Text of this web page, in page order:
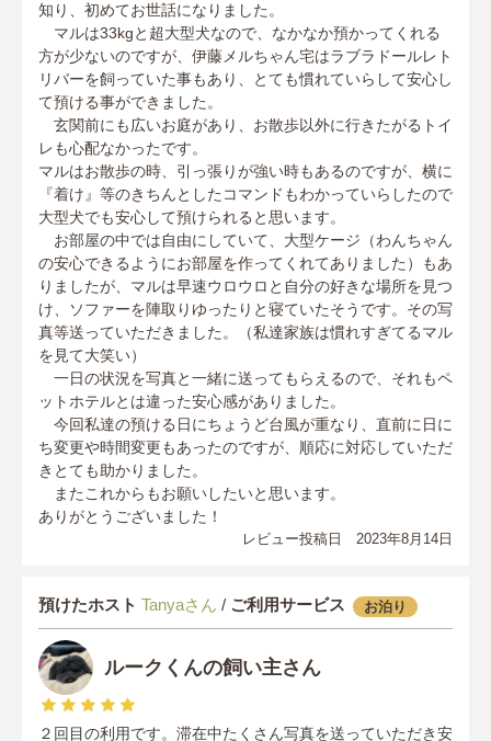
知り、初めてお世話になりました。
マルは33kgと超大型犬なので、なかなか預かってくれる
方が少ないのですが、伊藤メルちゃん宅はラブラドールレト
リバーを飼っていた事もあり、とても慣れていらして安心し
て預ける事ができました。
玄関前にも広いお庭があり、お散歩以外に行きたがるトイ
レも心配なかったです。
マルはお散歩の時、引っ張りが強い時もあるのですが、横に
『着け』等のきちんとしたコマンドもわかっていらしたので
大型犬でも安心して預けられると思います。
お部屋の中では自由にしていて、大型ケージ（わんちゃん
の安心できるようにお部屋を作ってくれてありました）もあ
りましたが、マルは早速ウロウロと自分の好きな場所を見つ
け、ソファーを陣取りゆったりと寝ていたそうです。その写
真等送っていただきました。（私達家族は慣れすぎてるマル
を見て大笑い）
一日の状況を写真と一緒に送ってもらえるので、それもペ
ットホテルとは違った安心感がありました。
今回私達の預ける日にちょうど台風が重なり、直前に日に
ち変更や時間変更もあったのですが、順応に対応していただ
きとても助かりました。
またこれからもお願いしたいと思います。
ありがとうございました！
レビュー投稿日 2023年8月14日
預けたホスト Tanyaさん / ご利用サービス お泊り
ルークくんの飼い主さん
２回目の利用です。滞在中たくさん写真を送っていただき安